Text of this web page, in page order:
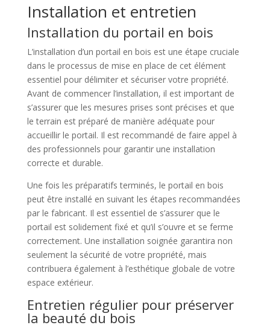
Installation et entretien
Installation du portail en bois
L’installation d’un portail en bois est une étape cruciale
dans le processus de mise en place de cet élément
essentiel pour délimiter et sécuriser votre propriété.
Avant de commencer l’installation, il est important de
s’assurer que les mesures prises sont précises et que
le terrain est préparé de manière adéquate pour
accueillir le portail. Il est recommandé de faire appel à
des professionnels pour garantir une installation
correcte et durable.
Une fois les préparatifs terminés, le portail en bois
peut être installé en suivant les étapes recommandées
par le fabricant. Il est essentiel de s’assurer que le
portail est solidement fixé et qu’il s’ouvre et se ferme
correctement. Une installation soignée garantira non
seulement la sécurité de votre propriété, mais
contribuera également à l’esthétique globale de votre
espace extérieur.
Entretien régulier pour préserver
la beauté du bois